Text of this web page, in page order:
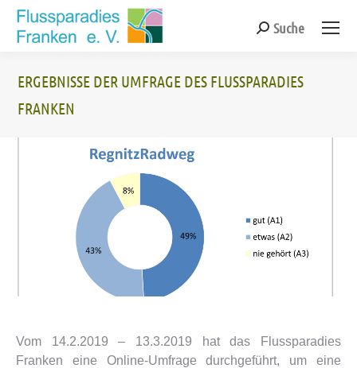
Search:
Suche
ERGEBNISSE DER UMFRAGE DES FLUSSPARADIES
FRANKEN
Sie befinden sich hier:
Vom 14.2.2019 – 13.3.2019 hat das Flussparadies
Franken eine Online-Umfrage durchgeführt, um eine